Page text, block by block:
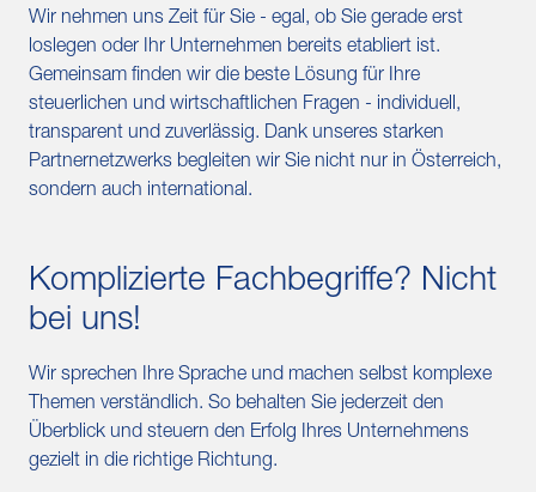
Wir nehmen uns Zeit für Sie - egal, ob Sie gerade erst
loslegen oder Ihr Unternehmen bereits etabliert ist.
Gemeinsam finden wir die beste Lösung für Ihre
steuerlichen und wirtschaftlichen Fragen - individuell,
transparent und zuverlässig. Dank unseres starken
Partnernetzwerks begleiten wir Sie nicht nur in Österreich,
sondern auch international.
Komplizierte Fachbegriffe? Nicht
bei uns!
Wir sprechen Ihre Sprache und machen selbst komplexe
Themen verständlich. So behalten Sie jederzeit den
Überblick und steuern den Erfolg Ihres Unternehmens
gezielt in die richtige Richtung.